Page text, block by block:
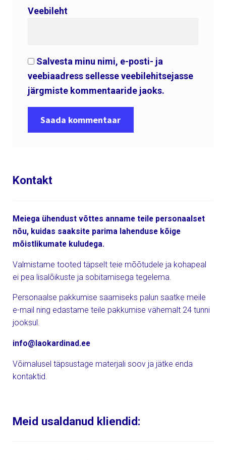
Veebileht
Salvesta minu nimi, e-posti- ja
veebiaadress sellesse veebilehitsejasse
järgmiste kommentaaride jaoks.
Kontakt
Meiega ühendust võttes anname teile personaalset
nõu, kuidas saaksite parima lahenduse kõige
mõistlikumate kuludega.
Valmistame tooted täpselt teie mõõtudele ja kohapeal
ei pea lisalõikuste ja sobitamisega tegelema.
Personaalse pakkumise saamiseks palun saatke meile
e-mail ning edastame teile pakkumise vähemalt 24 tunni
jooksul.
info@laokardinad.ee
Võimalusel täpsustage materjali soov ja jätke enda
kontaktid.
Meid usaldanud kliendid: